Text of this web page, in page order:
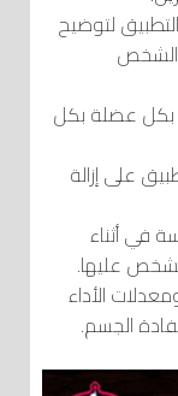
لتوضيح
الشخص
بكل عضلة بكل
على إزالة
في أثناء
عليها.
الأداء
الجسم.